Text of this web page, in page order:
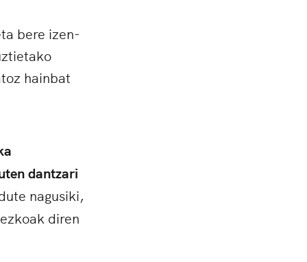
bere izen-
hainbat
dantzari
nagusiki,
diren